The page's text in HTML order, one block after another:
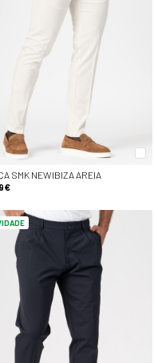
SMK NEWIBIZA AREIA